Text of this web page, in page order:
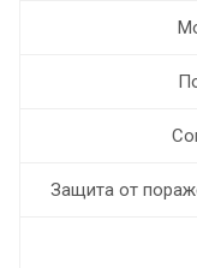
Защита от